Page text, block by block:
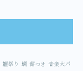
雛祭り 鯛 餅つき 音楽大パ